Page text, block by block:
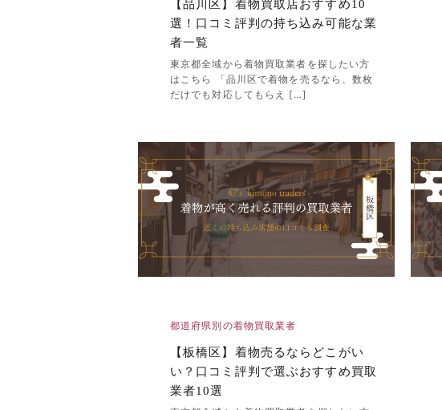
【品川区】着物買取店おすすめ10
選！口コミ評判の持ち込み可能な業
者一覧
東京都全域から着物買取業者を探したい方
はこちら 「品川区で着物を売るなら、数枚
だけでも対応してもらえ […]
都道府県別の着物買取業者
【板橋区】着物売るならどこがい
い？口コミ評判で選ぶおすすめ買取
業者10選